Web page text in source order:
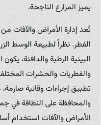
يميز المزارع الناجحة.
تُعد إدارة الأمراض والآفات
الفطر. نظراً لطبيعة الوسط
البيئية الرطبة والدافئة،
والفطريات والحشرات
تطبيق إجراءات وقائية
والمحافظة على النظافة في
الأمراض والآفات استخدام